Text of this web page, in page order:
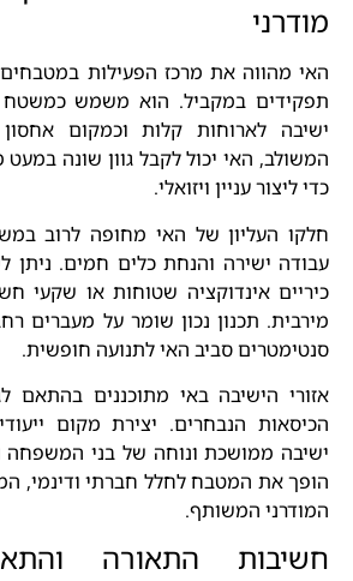
מודרני
האי מהווה את מרכז הפעילות
תפקידים במקביל. הוא משמש כמשטח
ישיבה לארוחות קלות וכמקום
המשולב, האי יכול לקבל גוון שונה
כדי ליצור עניין ויזואלי.
חלקו העליון של האי מחופה לרוב
עבודה ישירה והנחת כלים חמים. ניתן
כיריים אינדוקציה שטוחות או שקעי
סנטימטרים סביב האי לתנועה חופשית.
אזורי הישיבה באי מתוכננים בהתאם
הכיסאות הנבחרים. יצירת מקום
ישיבה ממושכת ונוחה של בני המשפחה
הופך את המטבח לחלל חברתי ודינמי,
המודרני המשותף.
חשיבות התאורה